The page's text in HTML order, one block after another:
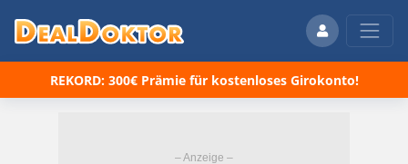
REKORD: 300€ Prämie für kostenloses Girokonto!